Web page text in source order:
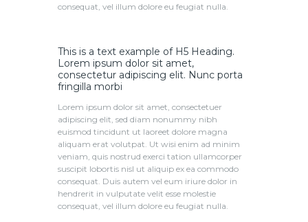
consequat, vel illum dolore eu feugiat nulla.
This is a text example of H5 Heading.
Lorem ipsum dolor sit amet,
consectetur adipiscing elit. Nunc porta
fringilla morbi
Lorem ipsum dolor sit amet, consectetuer
adipiscing elit, sed diam nonummy nibh
euismod tincidunt ut laoreet dolore magna
aliquam erat volutpat. Ut wisi enim ad minim
veniam, quis nostrud exerci tation ullamcorper
suscipit lobortis nisl ut aliquip ex ea commodo
consequat. Duis autem vel eum iriure dolor in
hendrerit in vulputate velit esse molestie
consequat, vel illum dolore eu feugiat nulla.